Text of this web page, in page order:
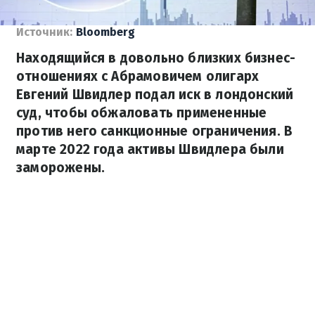
Источник: Bloomberg
Находящийся в довольно близких бизнес-
отношениях с Абрамовичем олигарх
Евгений Швидлер подал иск в лондонский
суд, чтобы обжаловать примененные
против него санкционные ограничения. В
марте 2022 года активы Швидлера были
заморожены.